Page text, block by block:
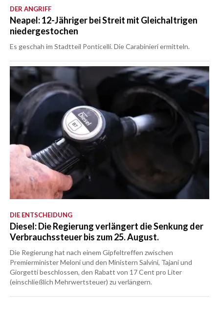
DER ANGRIFF
Neapel: 12-Jähriger bei Streit mit Gleichaltrigen
niedergestochen
Es geschah im Stadtteil Ponticelli. Die Carabinieri ermitteln.
DIE ENTSCHEIDUNG
Diesel: Die Regierung verlängert die Senkung der
Verbrauchssteuer bis zum 25. August.
Die Regierung hat nach einem Gipfeltreffen zwischen
Premierminister Meloni und den Ministern Salvini, Tajani und
Giorgetti beschlossen, den Rabatt von 17 Cent pro Liter
(einschließlich Mehrwertsteuer) zu verlängern.